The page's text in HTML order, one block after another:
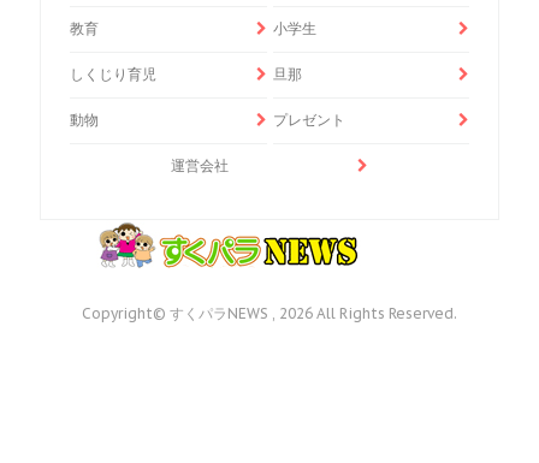
教育 小学生
しくじり育児 旦那
動物 プレゼント
運営会社
Copyright© すくパラNEWS , 2026 All Rights Reserved.